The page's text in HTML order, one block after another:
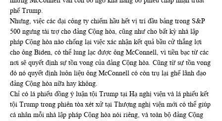
phế Trump.
Nhưng, việc các đại công ty chiếm hầu hết vị trí đầu bảng trong S&P
500 ngưng tài trợ cho đảng Cộng hòa, cũng như cho bất kỳ nhà lập
pháp Cộng hòa nào chống lại việc xác nhận kết quả bầu cử thắng lợi
cho ông Biden, có thể lung lạc được ông McConnell, vì tiền bạc từ các
nơi sẽ quyết định sự tồn vong của đảng Cộng hòa. Cũng từ sự tồn vong
đó nó quyết định luôn liệu ông McConnell có còn trụ lại ghế lãnh đạo
đảng Cộng hòa nữa hay không.
Chỉ có lá phiếu đồng ý luận tội Trump tại Hạ nghị viện và lá phiếu kết
tội Trump trong phiên tòa xét xử tại Thượng nghị viện mới có thể giúp
cá nhân mỗi nhà lập pháp Cộng hòa nói riêng, và toàn bộ đảng Cộng